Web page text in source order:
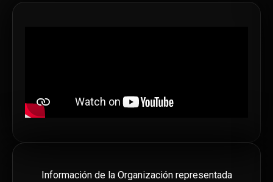
Información de la Organización representada